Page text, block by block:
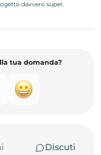
davvero super.
tua domanda?
Discuti